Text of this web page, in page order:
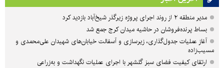
مدیر منطقه ۲ از روند اجرای پروژه زیرگذر شیخ‌آباد بازدید کرد
بساط پرنده‌فروشان در حاشیه میدان کرج جمع شد
آغاز عملیات جدول‌گذاری، زیرسازی و آسفالت خیابان‌های شهیدان علی‌محمدی و
مسیب‌زاده
ارتقای کیفیت فضای سبز گلشهر با اجرای عملیات نگهداشت و به‌زراعی